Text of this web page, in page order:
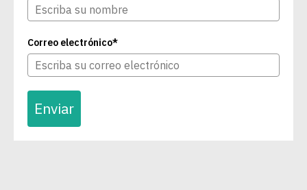
Correo electrónico*
Enviar